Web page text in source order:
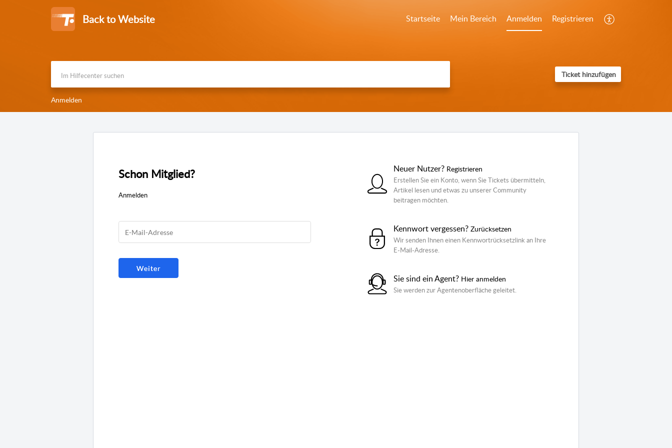
Back to Website Startseite Mein Bereich Anmelden Registrieren
Ticket hinzufügen
Anmelden
Schon Mitglied?
Anmelden
Neuer Nutzer? Registrieren
Erstellen Sie ein Konto, wenn Sie Tickets übermitteln,
Artikel lesen und etwas zu unserer Community
beitragen möchten.
Kennwort vergessen? Zurücksetzen
Wir senden Ihnen einen Kennwortrücksetzlink an Ihre
E-Mail-Adresse.
Sie sind ein Agent? Hier anmelden
Sie werden zur Agentenoberfläche geleitet.